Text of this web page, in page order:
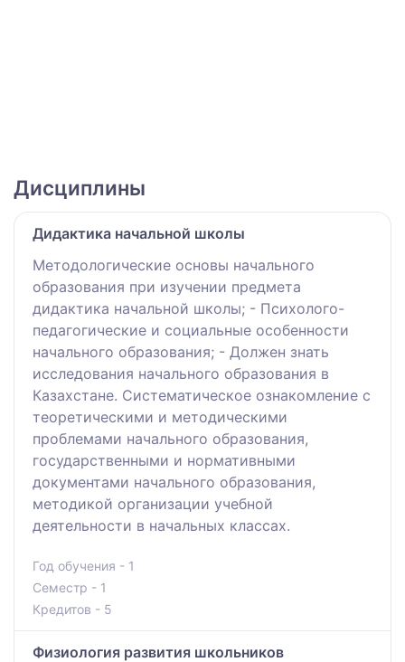
Дисциплины
Дидактика начальной школы
Методологические основы начального
образования при изучении предмета
дидактика начальной школы; - Психолого-
педагогические и социальные особенности
начального образования; - Должен знать
исследования начального образования в
Казахстане. Систематическое ознакомление с
теоретическими и методическими
проблемами начального образования,
государственными и нормативными
документами начального образования,
методикой организации учебной
деятельности в начальных классах.
Год обучения - 1
Семестр - 1
Кредитов - 5
Физиология развития школьников